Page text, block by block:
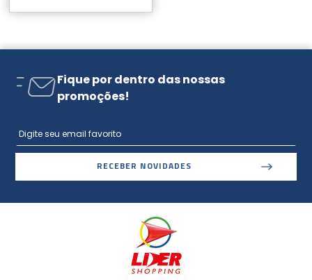
Fique por dentro das nossas
promoções!
RECEBER NOVIDADES